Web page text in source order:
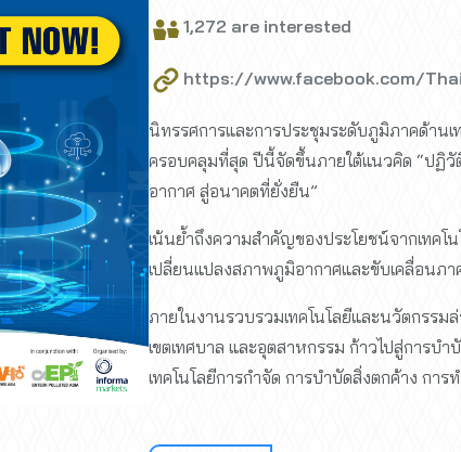
1,272 are interested
https://www.facebook.com/
นิทรรศการและการประชุมระดับภูมิภาคด้าน
ครอบคลุมที่สุด ปีนี้จัดขึ้นภายใต้แนวคิด “ปฏิวั
อากาศ สู่อนาคตที่ยั่งยืน”
เน้นย้ำถึงความสำคัญของประโยชน์จากเทคโ
เปลี่ยนแปลงสภาพภูมิอากาศและขับเคลื่อนภ
ภายในงานรวบรวมเทคโนโลยีและนวัตกรร
เขตเทศบาล และอุตสาหกรรม ก้าวไปสู่การบ
เทคโนโลยีการกำจัด การบำบัดสิ่งตกค้าง กา